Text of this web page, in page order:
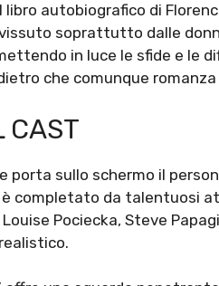
libro autobiografico di
soprattutto dalle
in luce le sfide e le
che comunque
CAST
porta sullo schermo il
completato da talentuosi
Pociecka, Steve